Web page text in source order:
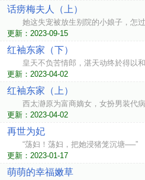
话痨梅夫人（上）
她这失宠被放生别院的小娘子，怎
更新：2023-09-15
红袖东家（下）
皇天不负苦情郎，湛天动终於得以
更新：2023-04-02
红袖东家（上）
西太瀞原为富商嫡女，女扮男装代
更新：2023-04-02
再世为妃
“荡妇！荡妇，把她浸猪笼沉塘
更新：2023-01-17
萌萌的幸福嫩草